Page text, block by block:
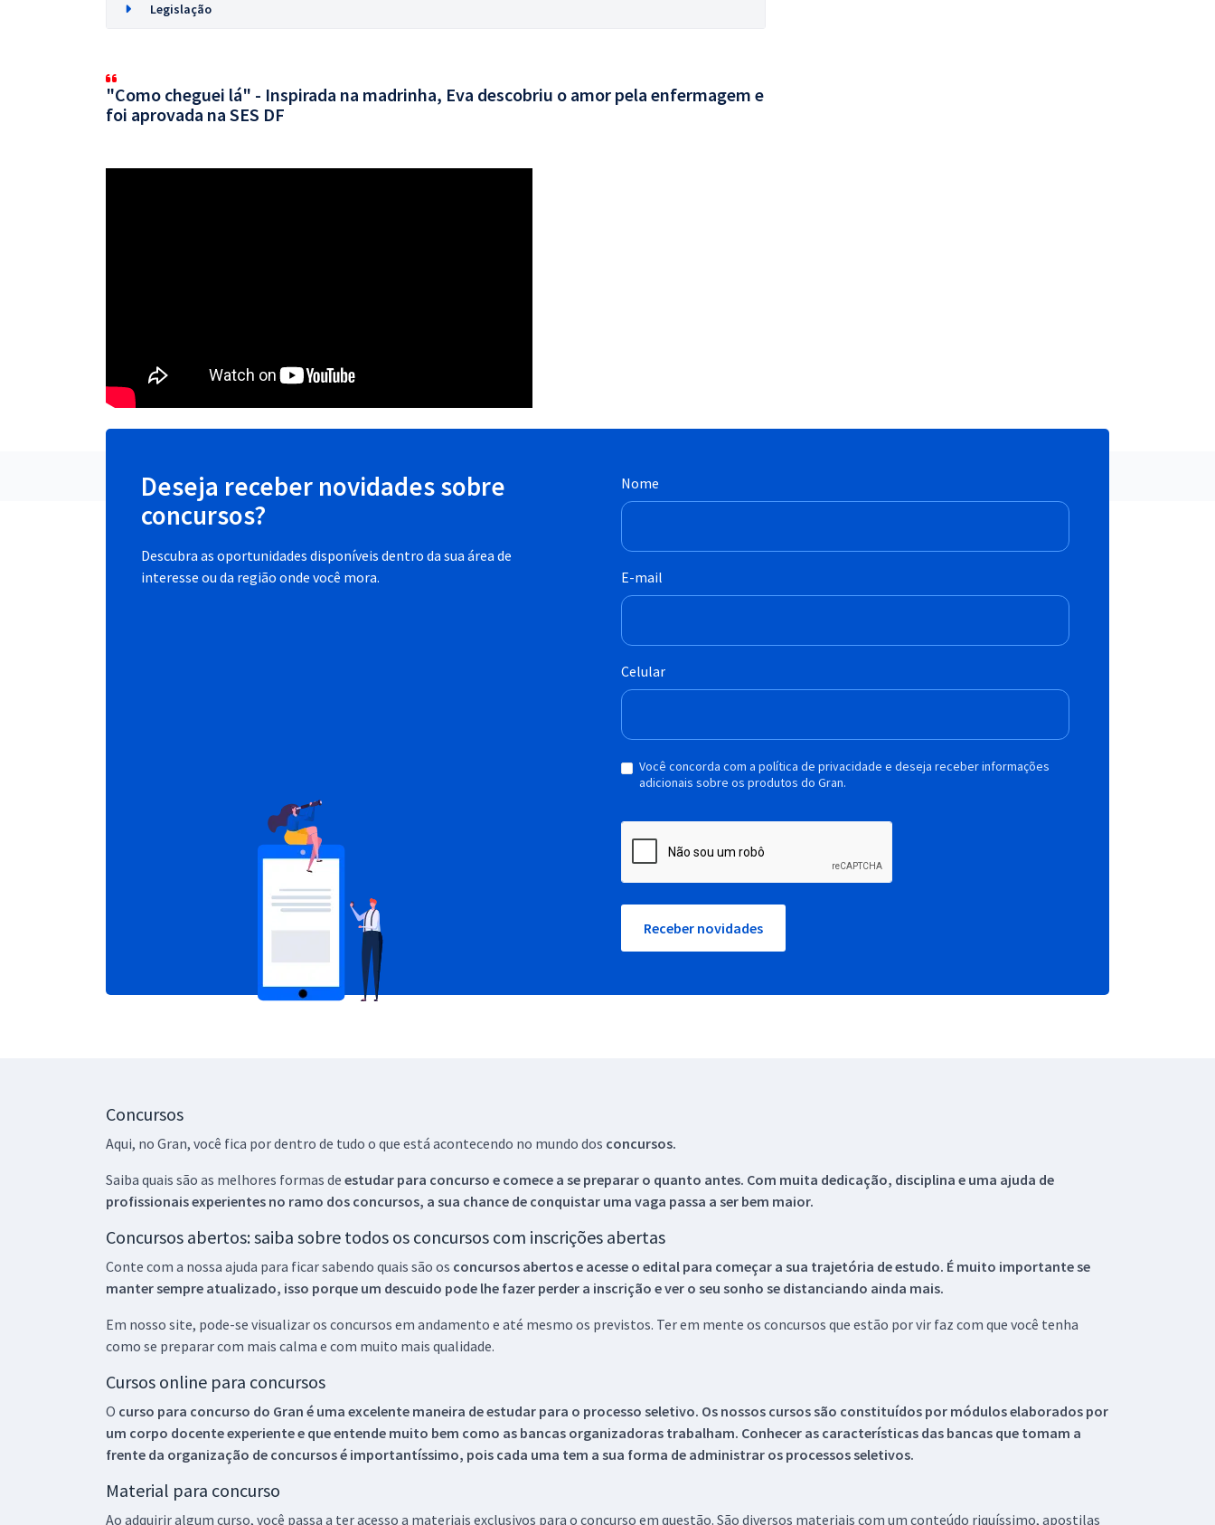
Legislação
"Como cheguei lá" - Inspirada na madrinha, Eva descobriu o amor pela enfermagem e
foi aprovada na SES DF
Deseja receber novidades sobre
concursos?
Descubra as oportunidades disponíveis dentro da sua área de
interesse ou da região onde você mora.
Nome
E-mail
Celular
Você concorda com a política de privacidade e deseja receber informações
adicionais sobre os produtos do Gran.
Receber novidades
Concursos
Aqui, no Gran, você fica por dentro de tudo o que está acontecendo no mundo dos concursos.
Saiba quais são as melhores formas de estudar para concurso e comece a se preparar o quanto antes. Com muita dedicação, disciplina e uma ajuda de
profissionais experientes no ramo dos concursos, a sua chance de conquistar uma vaga passa a ser bem maior.
Concursos abertos: saiba sobre todos os concursos com inscrições abertas
Conte com a nossa ajuda para ficar sabendo quais são os concursos abertos e acesse o edital para começar a sua trajetória de estudo. É muito importante se
manter sempre atualizado, isso porque um descuido pode lhe fazer perder a inscrição e ver o seu sonho se distanciando ainda mais.
Em nosso site, pode-se visualizar os concursos em andamento e até mesmo os previstos. Ter em mente os concursos que estão por vir faz com que você tenha
como se preparar com mais calma e com muito mais qualidade.
Cursos online para concursos
O curso para concurso do Gran é uma excelente maneira de estudar para o processo seletivo. Os nossos cursos são constituídos por módulos elaborados por
um corpo docente experiente e que entende muito bem como as bancas organizadoras trabalham. Conhecer as características das bancas que tomam a
frente da organização de concursos é importantíssimo, pois cada uma tem a sua forma de administrar os processos seletivos.
Material para concurso
Ao adquirir algum curso, você passa a ter acesso a materiais exclusivos para o concurso em questão. São diversos materiais com um conteúdo riquíssimo, apostilas